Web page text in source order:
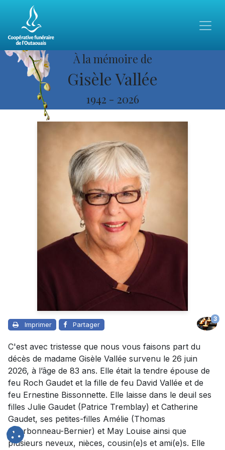
À la mémoire de
Gisèle Vallée
1942 - 2026
Imprimer Partager
3
C'est avec tristesse que nous vous faisons part du
décès de madame Gisèle Vallée survenu le 26 juin
2026, à l’âge de 83 ans. Elle était la tendre épouse de
feu Roch Gaudet et la fille de feu David Vallée et de
feu Ernestine Bissonnette. Elle laisse dans le deuil ses
filles Julie Gaudet (Patrice Tremblay) et Catherine
Gaudet, ses petites-filles Amélie (Thomas
Charbonneau-Bernier) et May Louise ainsi que
plusieurs neveux, nièces, cousin(e)s et ami(e)s. Elle